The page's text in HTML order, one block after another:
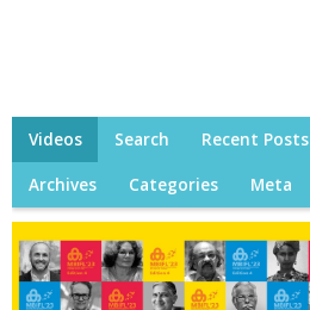
Videos Search Recent Posts
Archives Categories Meta